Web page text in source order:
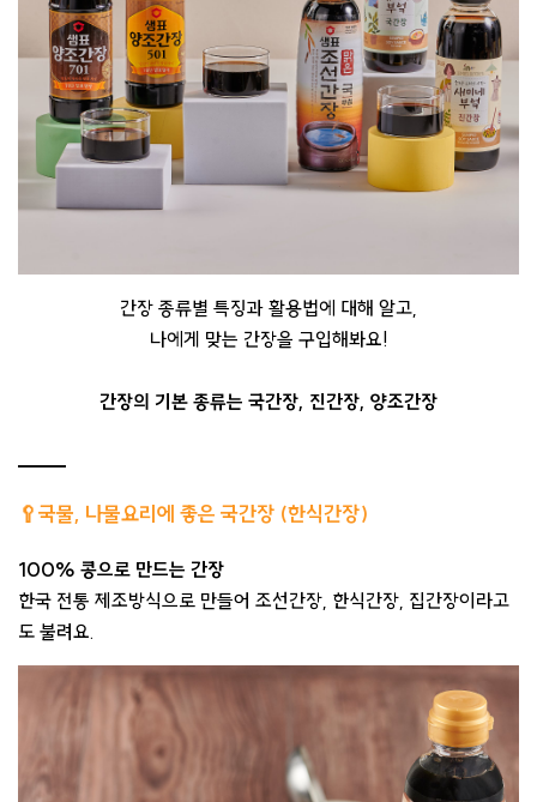
간장 종류별 특징과 활용법에 대해 알고,
나에게 맞는 간장을 구입해봐요!
간장의 기본 종류는 국간장, 진간장, 양조간장
🥄국물, 나물요리에 좋은 국간장 (한식간장)
100% 콩으로 만드는 간장
한국 전통 제조방식으로 만들어 조선간장, 한식간장, 집간장이라고
도 불려요.